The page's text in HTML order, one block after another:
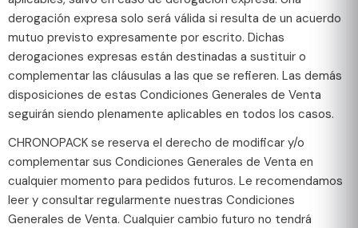
derogación expresa solo será válida si resulta de un acuerdo
mutuo previsto expresamente por escrito. Dichas
derogaciones expresas están destinadas a sustituir o
complementar las cláusulas a las que se refieren. Las demás
disposiciones de estas Condiciones Generales de Venta
seguirán siendo plenamente aplicables en todos los casos.
CHRONOPACK se reserva el derecho de modificar y/o
complementar sus Condiciones Generales de Venta en
cualquier momento para pedidos futuros. Le recomendamos
leer y consultar regularmente nuestras Condiciones
Generales de Venta. Cualquier cambio futuro no tendrá